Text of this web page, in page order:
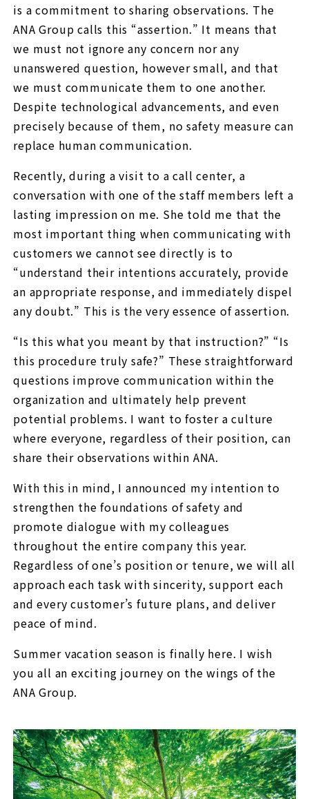
is a commitment to sharing observations. The
ANA Group calls this “assertion.” It means that
we must not ignore any concern nor any
unanswered question, however small, and that
we must communicate them to one another.
Despite technological advancements, and even
precisely because of them, no safety measure can
replace human communication.
Recently, during a visit to a call center, a
conversation with one of the staff members left a
lasting impression on me. She told me that the
most important thing when communicating with
customers we cannot see directly is to
“understand their intentions accurately, provide
an appropriate response, and immediately dispel
any doubt.” This is the very essence of assertion.
“Is this what you meant by that instruction?” “Is
this procedure truly safe?” These straightforward
questions improve communication within the
organization and ultimately help prevent
potential problems. I want to foster a culture
where everyone, regardless of their position, can
share their observations within ANA.
With this in mind, I announced my intention to
strengthen the foundations of safety and
promote dialogue with my colleagues
throughout the entire company this year.
Regardless of one’s position or tenure, we will all
approach each task with sincerity, support each
and every customer’s future plans, and deliver
peace of mind.
Summer vacation season is finally here. I wish
you all an exciting journey on the wings of the
ANA Group.